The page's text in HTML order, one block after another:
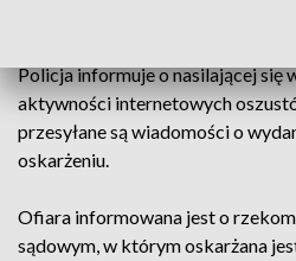
Policja informuje o nasilającej się
aktywności internetowych
przesyłane są wiadomości o
oskarżeniu.
Ofiara informowana jest o
sądowym, w którym oskarżana